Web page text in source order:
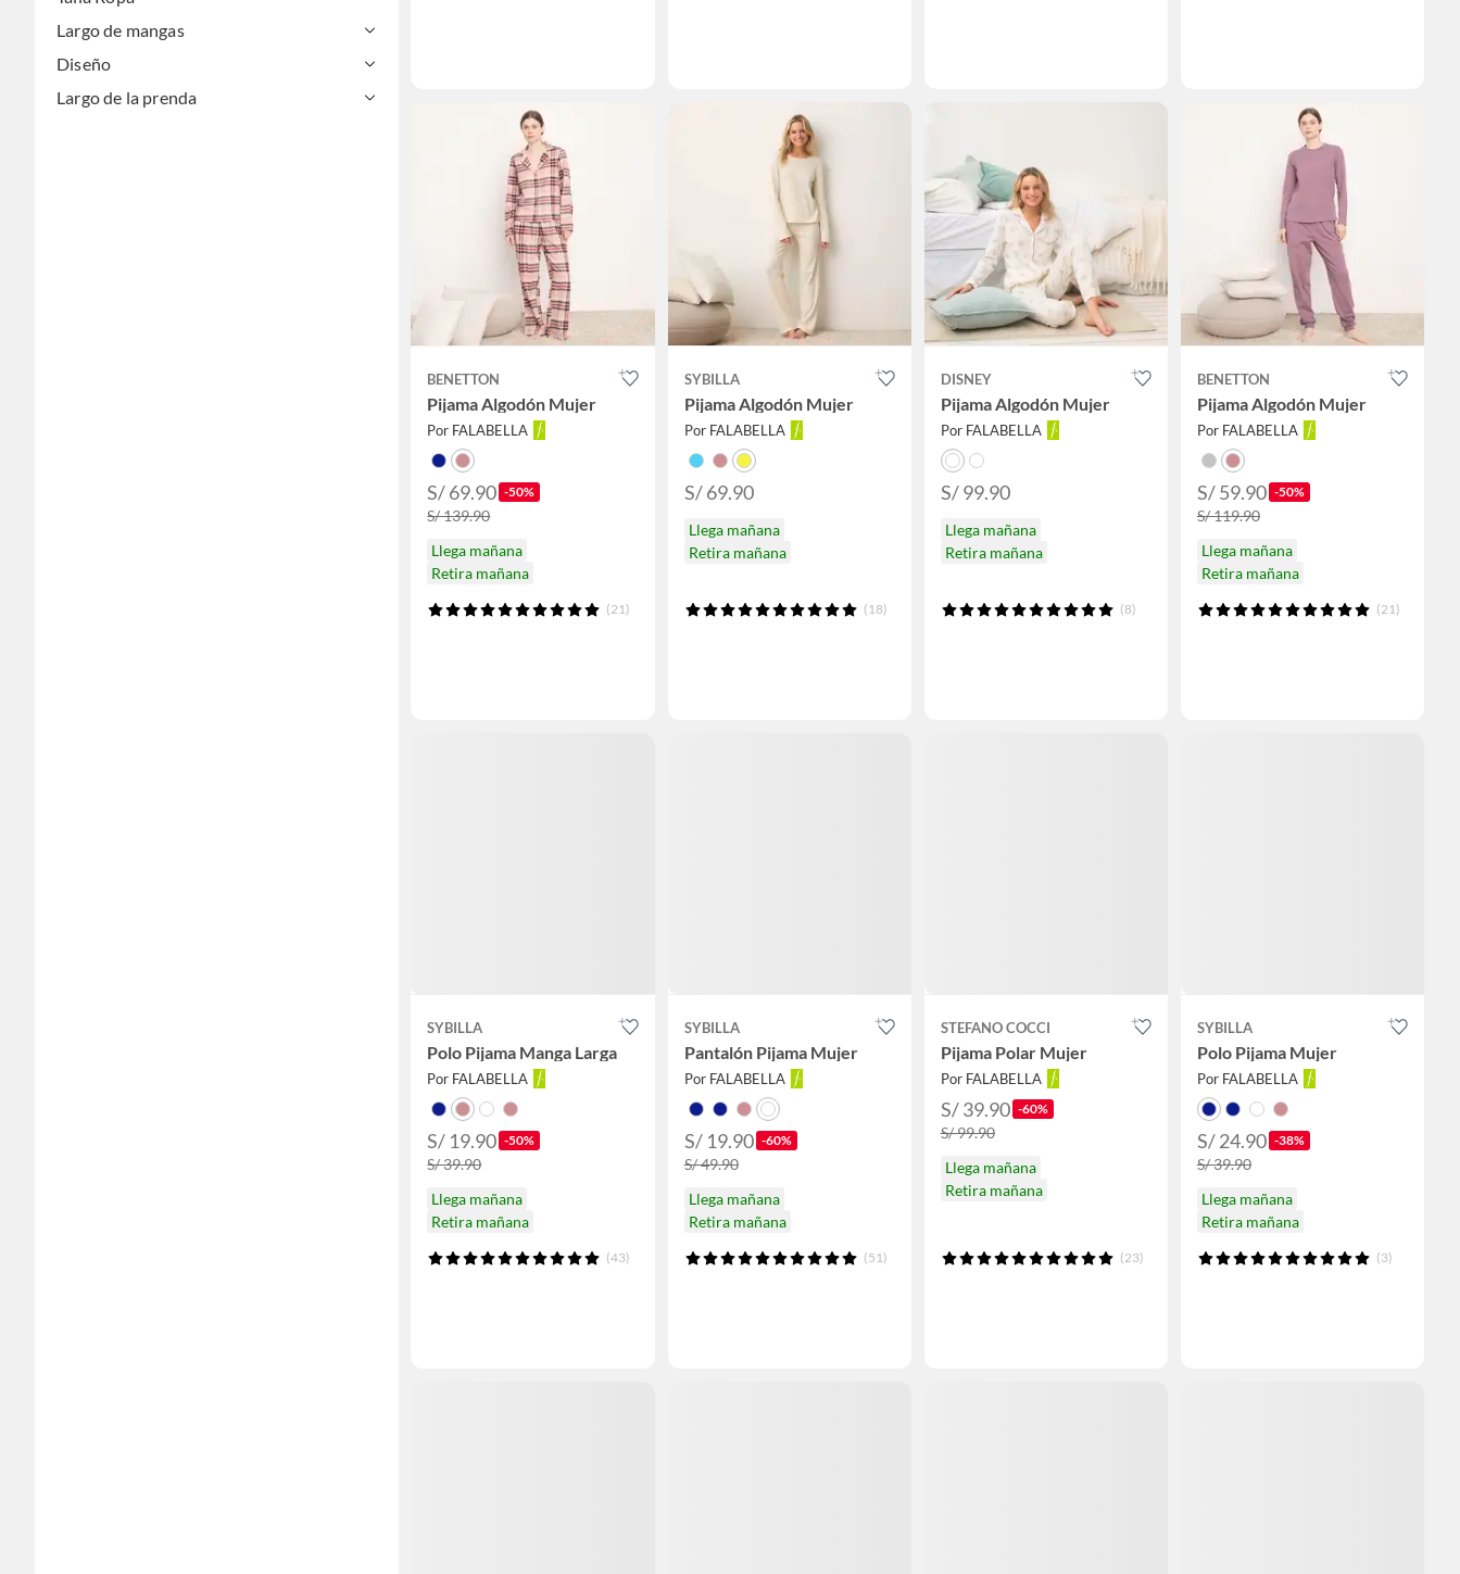
Largo de mangas
Diseño
Largo de la prenda
BENETTON
Pijama Algodón Mujer
Por FALABELLA
S/ 69.90 -50%
S/ 139.90
Llega mañana
Retira mañana
(21)
SYBILLA
Pijama Algodón Mujer
Por FALABELLA
S/ 69.90
Llega mañana
Retira mañana
(18)
DISNEY
Pijama Algodón Mujer
Por FALABELLA
S/ 99.90
Llega mañana
Retira mañana
(8)
BENETTON
Pijama Algodón Mujer
Por FALABELLA
S/ 59.90 -50%
S/ 119.90
Llega mañana
Retira mañana
(21)
SYBILLA
Polo Pijama Manga Larga
Por FALABELLA
S/ 19.90 -50%
S/ 39.90
Llega mañana
Retira mañana
(43)
SYBILLA
Pantalón Pijama Mujer
Por FALABELLA
S/ 19.90 -60%
S/ 49.90
Llega mañana
Retira mañana
(51)
STEFANO COCCI
Pijama Polar Mujer
Por FALABELLA
S/ 39.90 -60%
S/ 99.90
Llega mañana
Retira mañana
(23)
SYBILLA
Polo Pijama Mujer
Por FALABELLA
S/ 24.90 -38%
S/ 39.90
Llega mañana
Retira mañana
(3)